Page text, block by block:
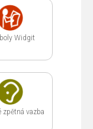
Widgit
zpětná vazba